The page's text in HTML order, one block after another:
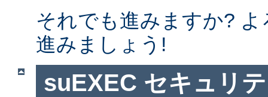
それでも進みますか?
進みましょう!
suEXEC セキュリ